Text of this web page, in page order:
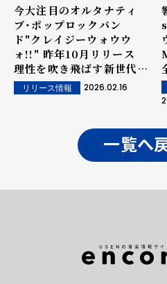
今大注目のオルタナティ
ブ・ポップロックバン
ド"クレイジーウォウウ
ォ!!" 昨年10月リリース
理性を吹き飛ばす新世代ポ
ップロック「トンツカタン
タン」 SNSを中心にバイ
リリース情報 2026.02.16
一覧へ